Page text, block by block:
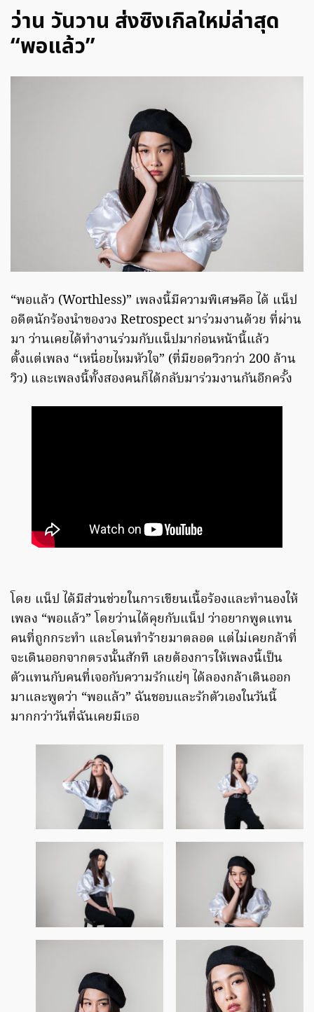
ว่าน วันวาน ส่งซิงเกิลใหม่ล่าสุด
“พอแล้ว”
“พอแล้ว (Worthless)” เพลงนี้มีความพิเศษคือ ได้ แน็ป
อดีตนักร้องนำของวง Retrospect มาร่วมงานด้วย ที่ผ่าน
มา ว่านเคยได้ทำงานร่วมกับแน็ปมาก่อนหน้านี้แล้ว
ตั้งแต่เพลง “เหนื่อยไหมหัวใจ” (ที่มียอดวิวกว่า 200 ล้าน
วิว) และเพลงนี้ทั้งสองคนก็ได้กลับมาร่วมงานกันอีกครั้ง
โดย แน็ป ได้มีส่วนช่วยในการเขียนเนื้อร้องและทำนองให้
เพลง “พอแล้ว” โดยว่านได้คุยกับแน็ป ว่าอยากพูดแทน
คนที่ถูกกระทำ และโดนทำร้ายมาตลอด แต่ไม่เคยกล้าที่
จะเดินออกจากตรงนั้นสักที เลยต้องการให้เพลงนี้เป็น
ตัวแทนกับคนที่เจอกับความรักแย่ๆ ได้ลองกล้าเดินออก
มาและพูดว่า “พอแล้ว” ฉันชอบและรักตัวเองในวันนี้
มากกว่าวันที่ฉันเคยมีเธอ